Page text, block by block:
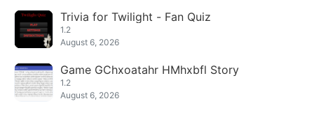
Trivia for Twilight - Fan Quiz
1.2
August 6, 2026
Game GChxoatahr HMhxbfl Story
1.2
August 6, 2026